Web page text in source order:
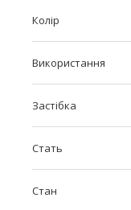
Колір
Використання
Застібка
Стать
Стан